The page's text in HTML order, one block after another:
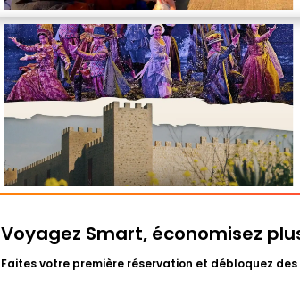
Voyagez Smart, économisez
Faites votre première réservation et débloquez